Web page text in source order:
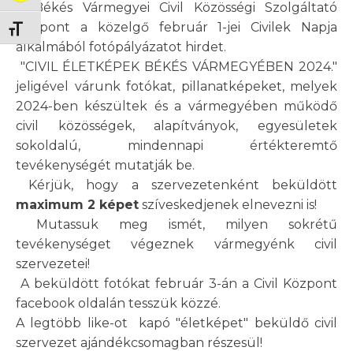
Betűméret váltása
A Békés Vármegyei Civil Közösségi Szolgáltató
Központ a közelgő február 1-jei Civilek Napja
alkalmából fotópályázatot hirdet.
"CIVIL ÉLETKÉPEK BÉKÉS VÁRMEGYÉBEN 2024."
jeligével várunk fotókat, pillanatképeket, melyek
2024-ben készültek és a vármegyében működő
civil közösségek, alapítványok, egyesületek
sokoldalú, mindennapi értékteremtő
tevékenységét mutatják be.
Kérjük, hogy a szervezetenként beküldött
maximum 2 képet szíveskedjenek elnevezni is!
Mutassuk meg ismét, milyen sokrétű
tevékenységet végeznek vármegyénk civil
szervezetei!
A beküldött fotókat február 3-án a Civil Központ
facebook oldalán tesszük közzé.
A legtöbb like-ot kapó "életképet" beküldő civil
szervezet ajándékcsomagban részesül!